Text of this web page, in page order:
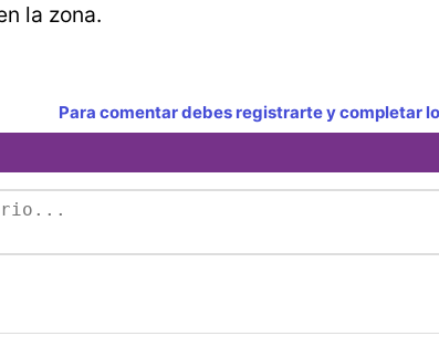
la zona.
Para comentar debes registrarte y completar